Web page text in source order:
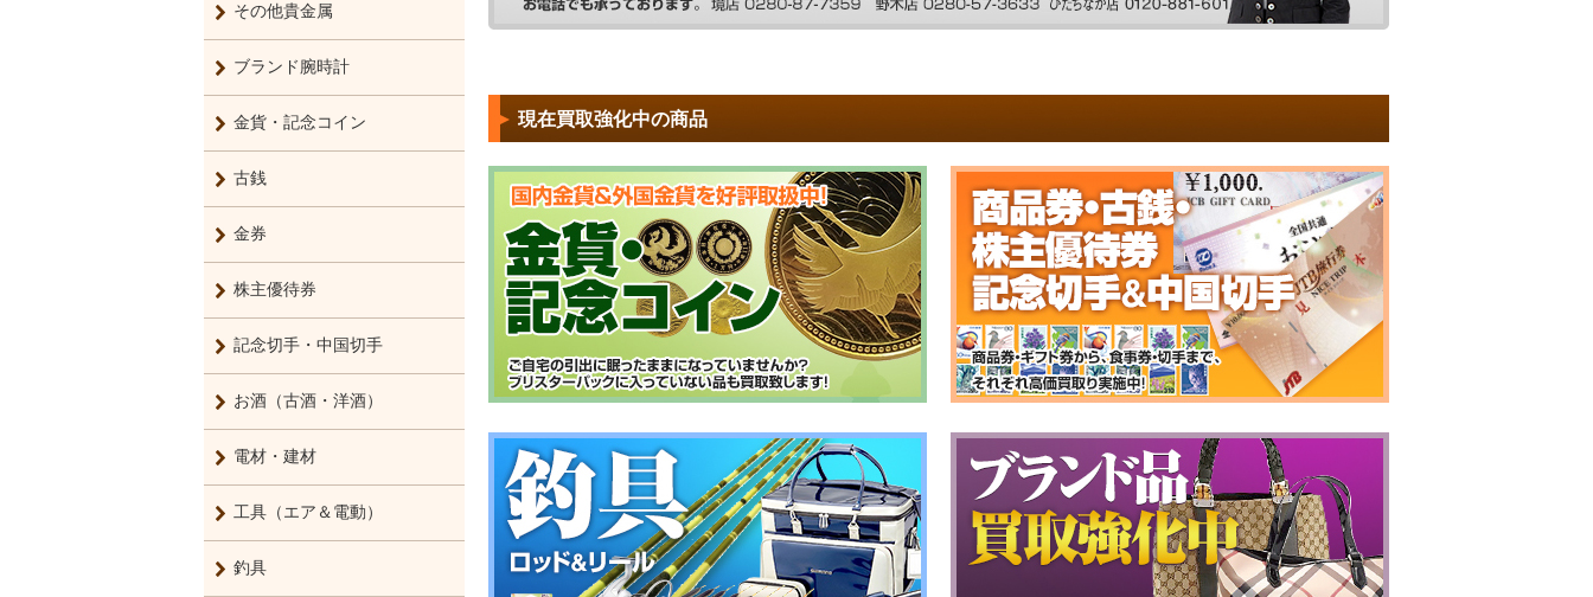
その他貴金属
ブランド腕時計
金貨・記念コイン
古銭
金券
株主優待券
記念切手・中国切手
お酒（古酒・洋酒）
電材・建材
工具（エア＆電動）
釣具
現在買取強化中の商品